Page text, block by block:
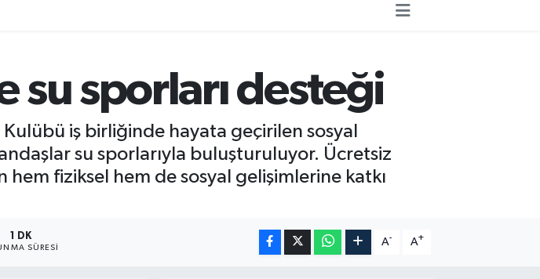
%64
su sporları desteği
iş birliğinde hayata geçirilen sosyal
su sporlarıyla buluşturuluyor. Ücretsiz
hem fiziksel hem de sosyal gelişimlerine katkı
1 DK
SÜRESI
A- A+